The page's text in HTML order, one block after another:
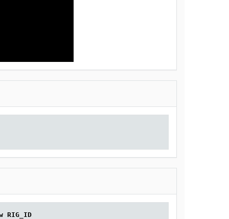
RIG_ID